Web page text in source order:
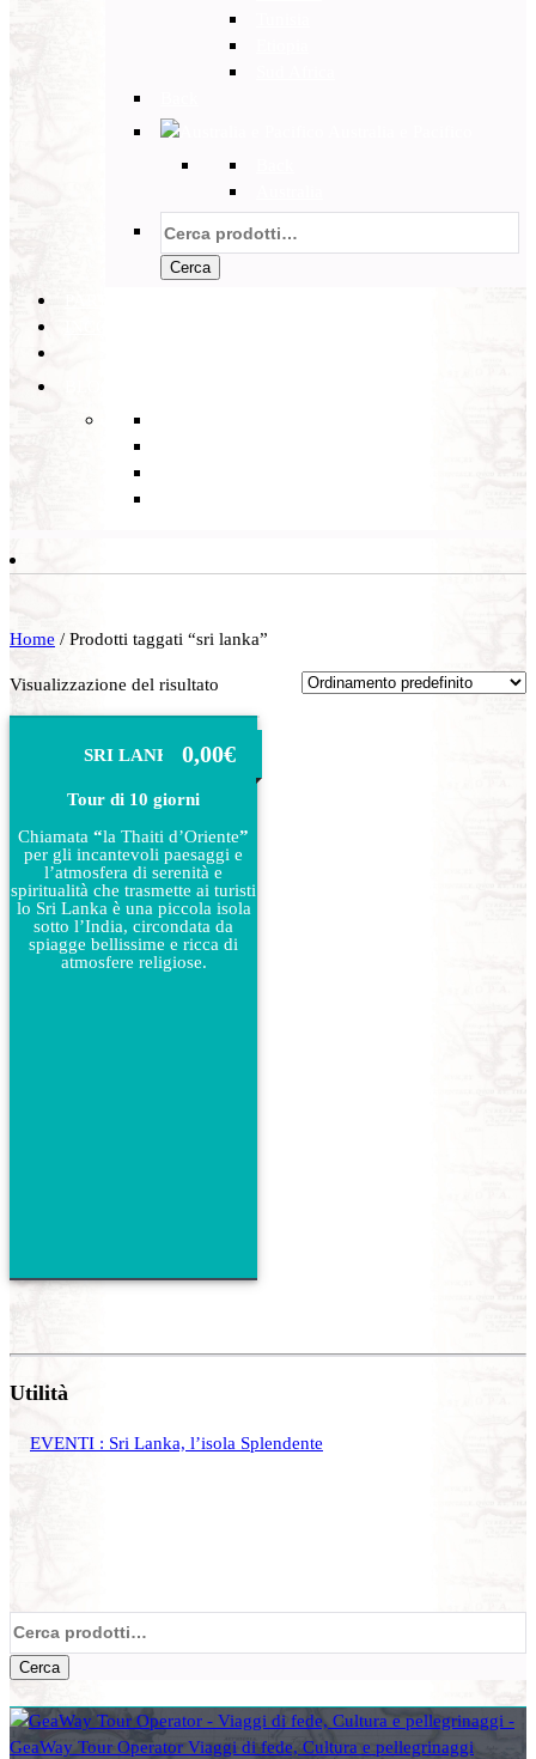
Cerca:
Cerca
Home / Prodotti taggati “sri lanka”
Visualizzazione del risultato
SRI LANKA
Tour di 10 giorni
Chiamata “la Thaiti d’Oriente”
per gli incantevoli paesaggi e
l’atmosfera di serenità e
spiritualità che trasmette ai turisti
lo Sri Lanka è una piccola isola
sotto l’India, circondata da
spiagge bellissime e ricca di
atmosfere religiose.
0,00€
Utilità
EVENTI : Sri Lanka, l’isola Splendente
Cerca:
Cerca